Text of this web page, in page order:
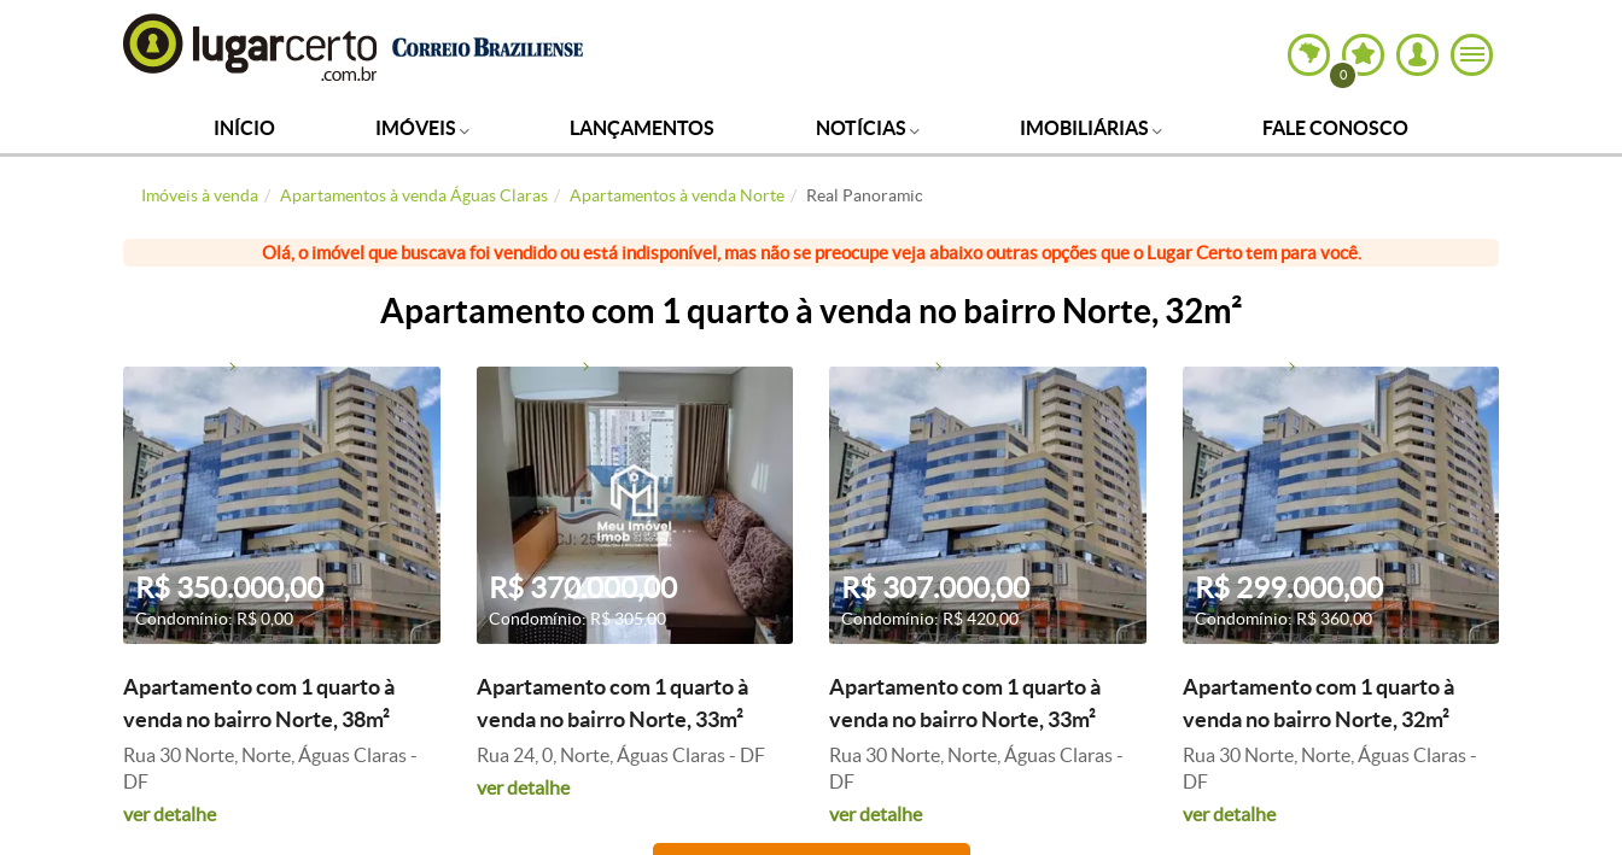
0
INÍCIO IMÓVEIS LANÇAMENTOS NOTÍCIAS IMOBILIÁRIAS FALE CONOSCO
Imóveis à venda Apartamentos à venda Águas Claras Apartamentos à venda Norte Real Panoramic
Olá, o imóvel que buscava foi vendido ou está indisponível, mas não se preocupe veja abaixo outras opções que o Lugar Certo tem para você.
Apartamento com 1 quarto à venda no bairro Norte, 32m²
R$ 350.000,00
Condomínio: R$ 0,00
Apartamento com 1 quarto à
venda no bairro Norte, 38m²
Rua 30 Norte, Norte, Águas Claras -
DF
ver detalhe
R$ 370.000,00
Condomínio: R$ 305,00
Apartamento com 1 quarto à
venda no bairro Norte, 33m²
Rua 24, 0, Norte, Águas Claras - DF
ver detalhe
R$ 307.000,00
Condomínio: R$ 420,00
Apartamento com 1 quarto à
venda no bairro Norte, 33m²
Rua 30 Norte, Norte, Águas Claras -
DF
ver detalhe
R$ 299.000,00
Condomínio: R$ 360,00
Apartamento com 1 quarto à
venda no bairro Norte, 32m²
Rua 30 Norte, Norte, Águas Claras -
DF
ver detalhe